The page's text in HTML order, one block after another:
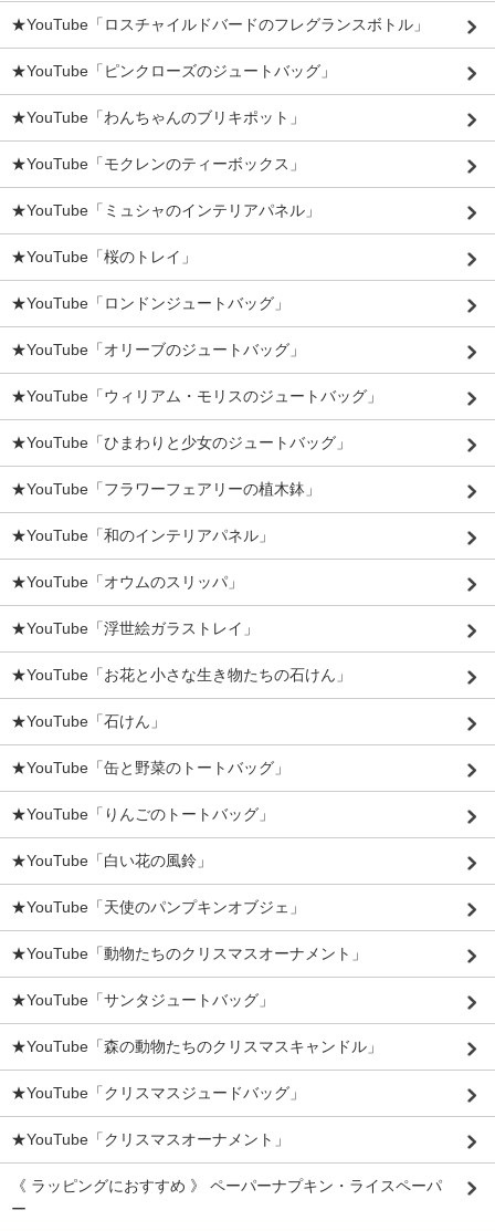
★YouTube「ロスチャイルドバードのフレグランスボトル」
★YouTube「ピンクローズのジュートバッグ」
★YouTube「わんちゃんのブリキポット」
★YouTube「モクレンのティーボックス」
★YouTube「ミュシャのインテリアパネル」
★YouTube「桜のトレイ」
★YouTube「ロンドンジュートバッグ」
★YouTube「オリーブのジュートバッグ」
★YouTube「ウィリアム・モリスのジュートバッグ」
★YouTube「ひまわりと少女のジュートバッグ」
★YouTube「フラワーフェアリーの植木鉢」
★YouTube「和のインテリアパネル」
★YouTube「オウムのスリッパ」
★YouTube「浮世絵ガラストレイ」
★YouTube「お花と小さな生き物たちの石けん」
★YouTube「石けん」
★YouTube「缶と野菜のトートバッグ」
★YouTube「りんごのトートバッグ」
★YouTube「白い花の風鈴」
★YouTube「天使のパンプキンオブジェ」
★YouTube「動物たちのクリスマスオーナメント」
★YouTube「サンタジュートバッグ」
★YouTube「森の動物たちのクリスマスキャンドル」
★YouTube「クリスマスジュードバッグ」
★YouTube「クリスマスオーナメント」
《 ラッピングにおすすめ 》 ペーパーナプキン・ライスペーパ
ー